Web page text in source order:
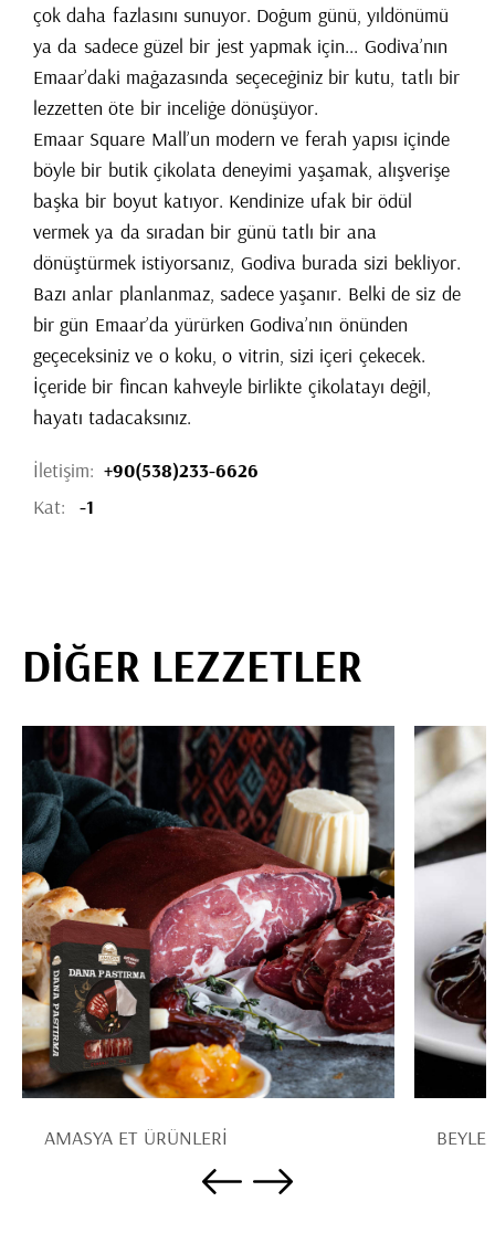
çok daha fazlasını sunuyor. Doğum günü, yıldönümü
ya da sadece güzel bir jest yapmak için... Godiva’nın
Emaar’daki mağazasında seçeceğiniz bir kutu, tatlı bir
lezzetten öte bir inceliğe dönüşüyor.
Emaar Square Mall’un modern ve ferah yapısı içinde
böyle bir butik çikolata deneyimi yaşamak, alışverişe
başka bir boyut katıyor. Kendinize ufak bir ödül
vermek ya da sıradan bir günü tatlı bir ana
dönüştürmek istiyorsanız, Godiva burada sizi bekliyor.
Bazı anlar planlanmaz, sadece yaşanır. Belki de siz de
bir gün Emaar’da yürürken Godiva’nın önünden
geçeceksiniz ve o koku, o vitrin, sizi içeri çekecek.
İçeride bir fincan kahveyle birlikte çikolatayı değil,
hayatı tadacaksınız.
İletişim: +90(538)233-6626
Kat:
-1
DİĞER LEZZETLER
AMASYA ET ÜRÜNLERİ